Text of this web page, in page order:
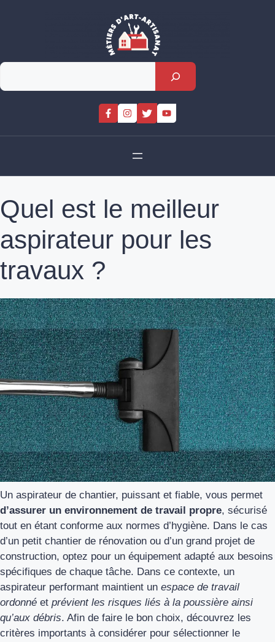
Rechercher
Quel est le meilleur
aspirateur pour les
travaux ?
Un aspirateur de chantier, puissant et fiable, vous permet
d’assurer un environnement de travail propre, sécurisé
tout en étant conforme aux normes d’hygiène. Dans le cas
d’un petit chantier de rénovation ou d’un grand projet de
construction, optez pour un équipement adapté aux besoins
spécifiques de chaque tâche. Dans ce contexte, un
aspirateur performant maintient un espace de travail
ordonné et prévient les risques liés à la poussière ainsi
qu’aux débris. Afin de faire le bon choix, découvrez les
critères importants à considérer pour sélectionner le